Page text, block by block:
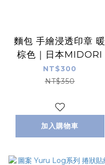
麵包 手繪浸透印章 暖
棕色｜日本MIDORI
NT$300
NT$350
加入購物車